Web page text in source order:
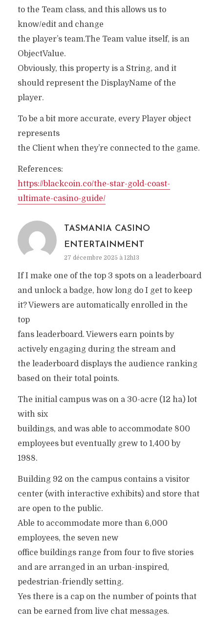
to the Team class, and this allows us to
know/edit and change
the player’s team.The Team value itself, is an
ObjectValue.
Obviously, this property is a String, and it
should represent the DisplayName of the
player.
To be a bit more accurate, every Player object
represents
the Client when they’re connected to the game.
References:
https://blackcoin.co/the-star-gold-coast-
ultimate-casino-guide/
TASMANIA CASINO
ENTERTAINMENT
27 décembre 2025 à 12h13
If I make one of the top 3 spots on a leaderboard
and unlock a badge, how long do I get to keep
it? Viewers are automatically enrolled in the
top
fans leaderboard. Viewers earn points by
actively engaging during the stream and
the leaderboard displays the audience ranking
based on their total points.
The initial campus was on a 30-acre (12 ha) lot
with six
buildings, and was able to accommodate 800
employees but eventually grew to 1,400 by
1988.
Building 92 on the campus contains a visitor
center (with interactive exhibits) and store that
are open to the public.
Able to accommodate more than 6,000
employees, the seven new
office buildings range from four to five stories
and are arranged in an urban-inspired,
pedestrian-friendly setting.
Yes there is a cap on the number of points that
can be earned from live chat messages.